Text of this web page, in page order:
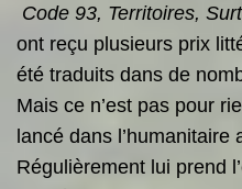
Code 93, Territoires,
ont reçu plusieurs prix
été traduits dans de
Mais ce n’est pas pour
lancé dans l’humanitaire
Régulièrement lui prend